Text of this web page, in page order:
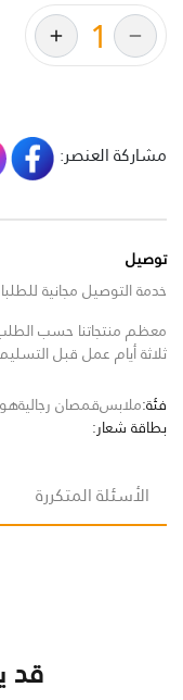
مشاركة العنصر:
توصيل
خدمة التوصيل مجانية للطلبات
معظم منتجاتنا حسب
ثلاثة أيام عمل قبل
فئة:ملابسقمصان رجالية
بطاقة شعار:
الأسئلة المتكررة
قد